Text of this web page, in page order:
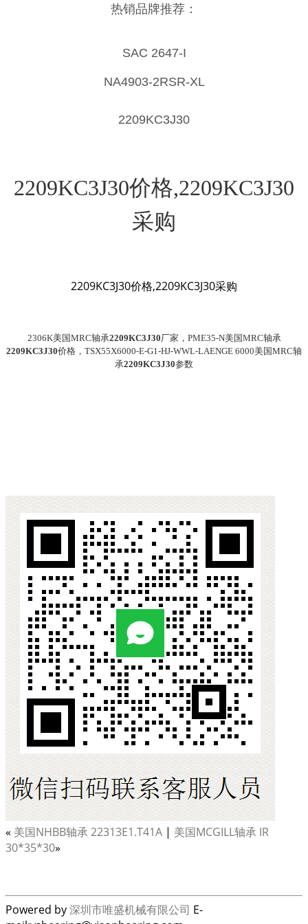
热销品牌推荐：
SAC 2647-I
NA4903-2RSR-XL
2209KC3J30
2209KC3J30价格,2209KC3J30
采购
2209KC3J30价格,2209KC3J30采购
2306K美国MRC轴承2209KC3J30厂家，PME35-N美国MRC轴承
2209KC3J30价格，TSX55X6000-E-G1-HJ-WWL-LAENGE 6000美国MRC轴
承2209KC3J30参数
« 美国NHBB轴承 22313E1.T41A | 美国MCGILL轴承 IR
30*35*30»
Powered by深圳市唯盛机械有限公司 E-